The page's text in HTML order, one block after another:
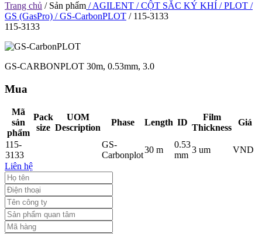
Trang chủ / Sản phẩm / AGILENT / CỘT SẮC KÝ KHÍ / PLOT /
GS (GasPro) / GS-CarbonPLOT / 115-3133
115-3133
GS-CARBONPLOT 30m, 0.53mm, 3.0
Mua
Mã
sản
phẩm
Pack
size
UOM
Description
Phase Length ID
Film
Thickness
Giá
115-
3133
GS-
Carbonplot
30 m
0.53
mm
3 um
VND
Liên hệ